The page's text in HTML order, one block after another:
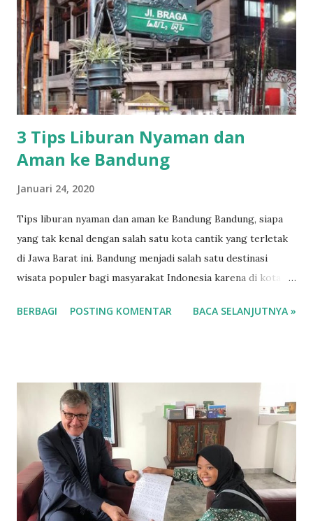
hadirkan sesuai di Berita Acara Pemeriksaan (BAP). Kami
koordinasi dengan pimpinan untuk setiap sidang ada berapa
saksi yang dihadirkan, ” ujarnya. Jhon Oi salah satu anggota
Genpatra menyatakan, Sejumlah LSM yang mengawal
jalannya sidang Sekda, seperti...
3 Tips Liburan Nyaman dan
Aman ke Bandung
Januari 24, 2020
Tips liburan nyaman dan aman ke Bandung Bandung, siapa
yang tak kenal dengan salah satu kota cantik yang terletak
di Jawa Barat ini. Bandung menjadi salah satu destinasi
wisata populer bagi masyarakat Indonesia karena di kota ini
pemandangannya yang indah. Jika kamu berasal dari luar
Bandung Jalan Braga 2020 Dengan menggunakan kereta api
dari kota asal, kamu bisa dengan nyaman dan aman menuju
ke kota yang terkenal dengan julukan kota kembang ini.
Nah, ada beberapa tips yang perlu kamu ketahui agar kamu
bisa liburan dengan nyaman dan aman ke Bandung. Tentukan
jadwal keberangkatan dan kepulangan Kamu ingin
berangkat ke Bandung dalam waktu sebulan ke depan,
BERBAGI POSTING KOMENTAR BACA SELANJUTNYA »